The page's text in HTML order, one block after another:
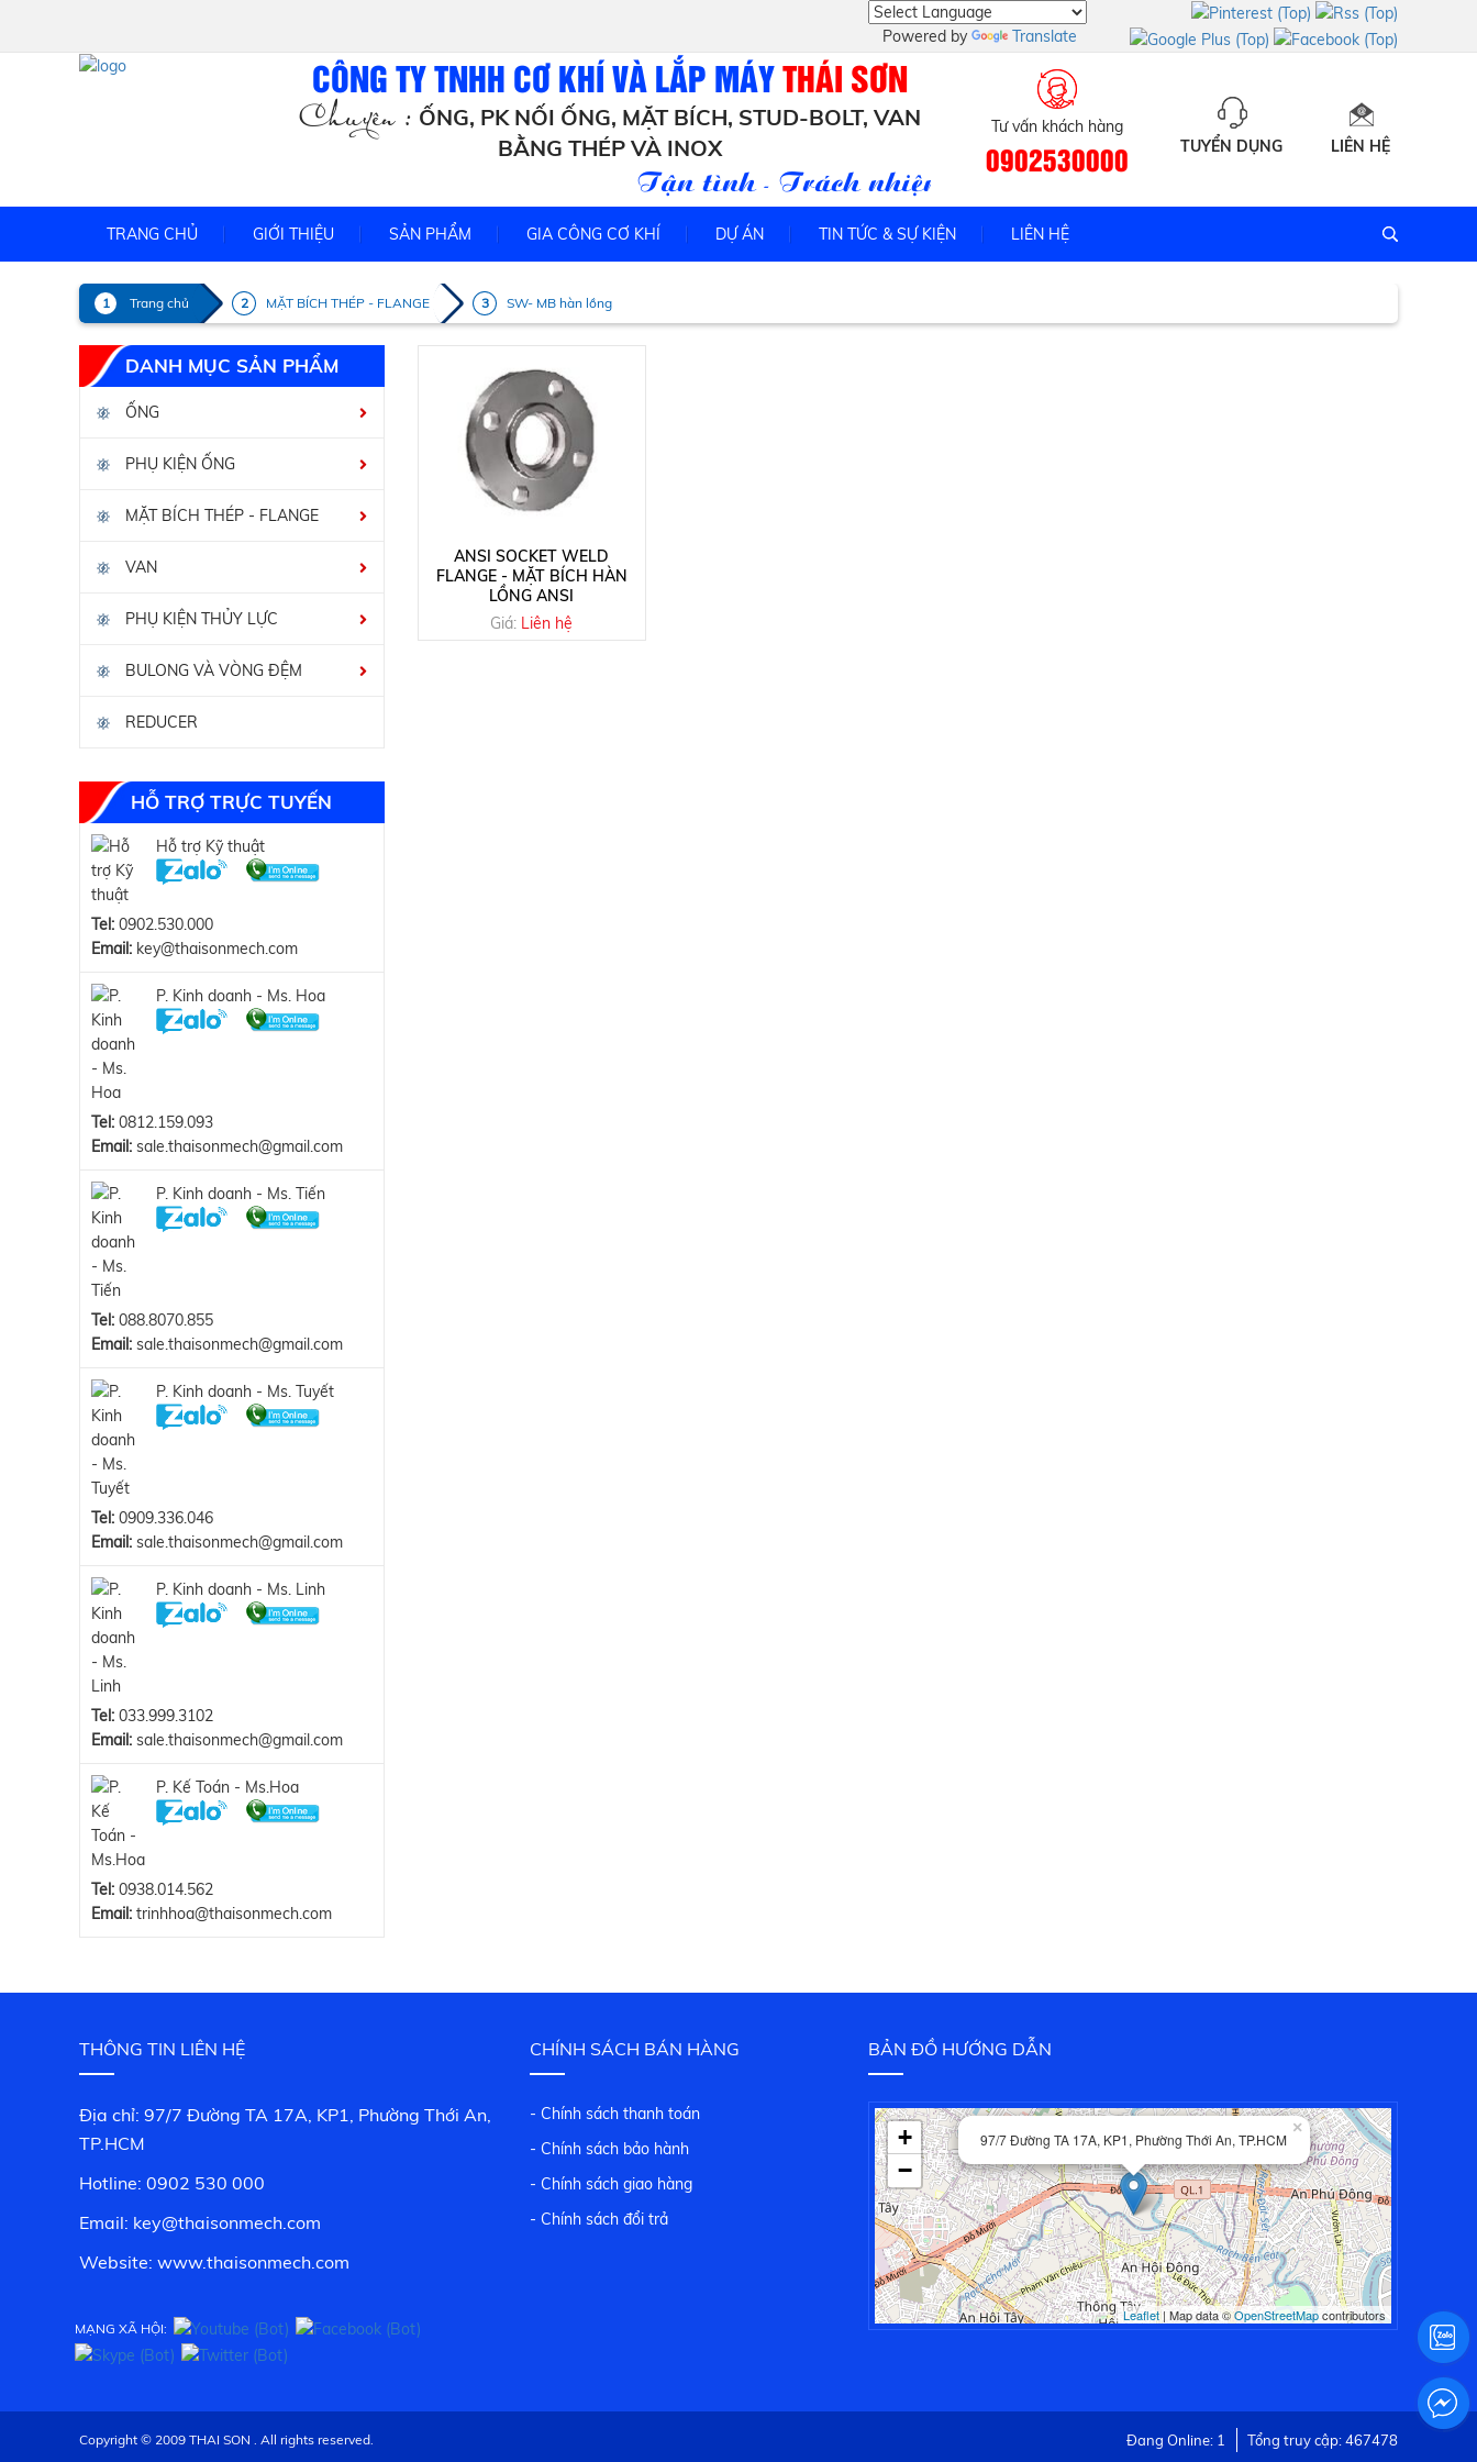
Powered by Translate
CÔNG TY TNHH CƠ KHÍ VÀ LẮP MÁYTHÁI SƠN
Chuyên : ỐNG, PK NỐI ỐNG, MẶT BÍCH, STUD-BOLT, VAN
BẰNG THÉP VÀ INOX
Tận tình - Trách nhiệm - Uy tín
Tư vấn khách hàng
0902530000 TUYỂN DỤNG LIÊN HỆ
TRANG CHỦ GIỚI THIỆU SẢN PHẨM GIA CÔNG CƠ KHÍ DỰ ÁN TIN TỨC & SỰ KIỆN LIÊN HỆ
Trang chủ MẶT BÍCH THÉP - FLANGE SW- MB hàn lồng
DANH MỤC SẢN PHẨM
ỐNG
PHỤ KIỆN ỐNG
MẶT BÍCH THÉP - FLANGE
VAN
PHỤ KIỆN THỦY LỰC
BULONG VÀ VÒNG ĐỆM
REDUCER
HỖ TRỢ TRỰC TUYẾN
Hỗ trợ Kỹ thuật
Tel: 0902.530.000
Email: key@thaisonmech.com
P. Kinh doanh - Ms. Hoa
Tel: 0812.159.093
Email: sale.thaisonmech@gmail.com
P. Kinh doanh - Ms. Tiến
Tel: 088.8070.855
Email: sale.thaisonmech@gmail.com
P. Kinh doanh - Ms. Tuyết
Tel: 0909.336.046
Email: sale.thaisonmech@gmail.com
P. Kinh doanh - Ms. Linh
Tel: 033.999.3102
Email: sale.thaisonmech@gmail.com
P. Kế Toán - Ms.Hoa
Tel: 0938.014.562
Email: trinhhoa@thaisonmech.com
ANSI SOCKET WELD
FLANGE - MẶT BÍCH HÀN
LỒNG ANSI
Giá: Liên hệ
THÔNG TIN LIÊN HỆ
Địa chỉ: 97/7 Đường TA 17A, KP1, Phường Thới An,
TP.HCM
Hotline: 0902 530 000
Email: key@thaisonmech.com
Website: www.thaisonmech.com
MẠNG XÃ HỘI:
CHÍNH SÁCH BÁN HÀNG
- Chính sách thanh toán
- Chính sách bảo hành
- Chính sách giao hàng
- Chính sách đổi trả
BẢN ĐỒ HƯỚNG DẪN
97/7 Đường TA 17A, KP1, Phường Thới An, TP.HCM
×
+
−
Leaflet| Map data ©OpenStreetMapcontributors
Copyright © 2009 THAI SON . All rights reserved. Đang Online: 1 Tổng truy cập: 467478